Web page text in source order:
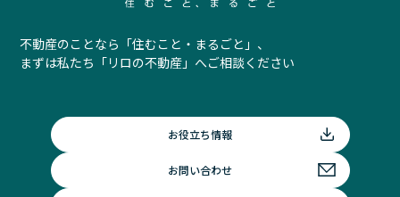
不動産のことなら「住むこと・まるごと」、
まずは私たち「リロの不動産」へご相談ください
お役立ち情報
お問い合わせ